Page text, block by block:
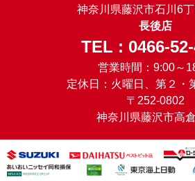
神奈川県藤沢市石川6
長後店
TEL : 0466-
営業時間：9:00～
定休日：火曜日、第２・
〒252-0802
神奈川県藤沢市高